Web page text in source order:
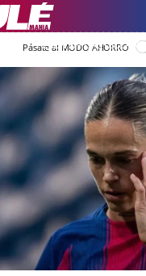
LEER EN
Pásate al MODO AHORRO